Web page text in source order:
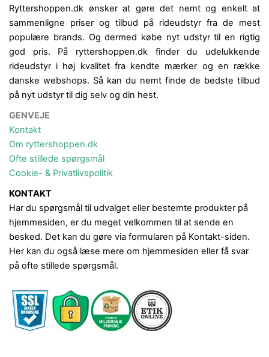
Ryttershoppen.dk ønsker at gøre det nemt og enkelt at
sammenligne priser og tilbud på rideudstyr fra de mest
populære brands. Og dermed købe nyt udstyr til en rigtig
god pris. På ryttershoppen.dk finder du udelukkende
rideudstyr i høj kvalitet fra kendte mærker og en række
danske webshops. Så kan du nemt finde de bedste tilbud
på nyt udstyr til dig selv og din hest.
GENVEJE
Kontakt
Om ryttershoppen.dk
Ofte stillede spørgsmål
Cookie- & Privatlivspolitik
KONTAKT
Har du spørgsmål til udvalget eller bestemte produkter på
hjemmesiden, er du meget velkommen til at sende en
besked. Det kan du gøre via formularen på Kontakt-siden.
Her kan du også læse mere om hjemmesiden eller få svar
på ofte stillede spørgsmål.